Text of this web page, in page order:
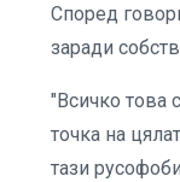
Според
заради
"Всичко това
точка на
тази